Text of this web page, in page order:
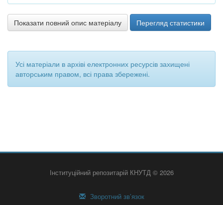
Показати повний опис матеріалу Перегляд статистики
Усі матеріали в архіві електронних ресурсів захищені
авторським правом, всі права збережені.
Інституційний репозитарій КНУТД © 2026
Зворотний зв’язок